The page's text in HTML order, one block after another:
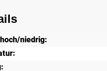
niedrig: